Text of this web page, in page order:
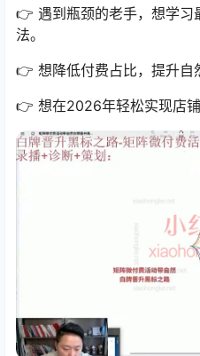
👉 遇到瓶颈的老手，想学习
法。
👉 想降低付费占比，提升自
👉 想在2026年轻松实现店铺